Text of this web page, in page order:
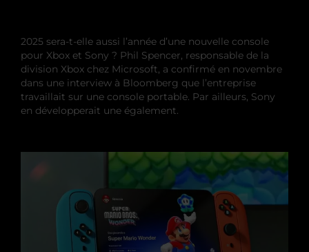
2025 sera-t-elle aussi l’année d’une nouvelle console
pour Xbox et Sony ? Phil Spencer, responsable de la
division Xbox chez Microsoft, a confirmé en novembre
dans une interview à Bloomberg que l’entreprise
travaillait sur une console portable. Par ailleurs, Sony
en développerait une également.